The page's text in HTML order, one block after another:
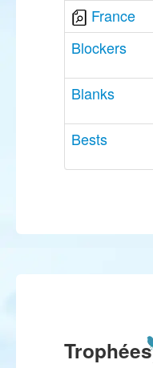
France
Blockers
Blanks
Bests
Trophées